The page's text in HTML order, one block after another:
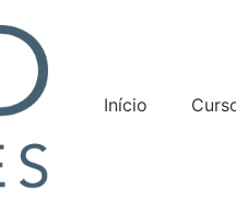
Início